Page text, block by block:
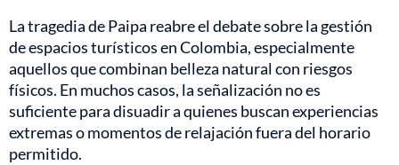
La tragedia de Paipa reabre el debate sobre la gestión
de espacios turísticos en Colombia, especialmente
aquellos que combinan belleza natural con riesgos
físicos. En muchos casos, la señalización no es
suficiente para disuadir a quienes buscan experiencias
extremas o momentos de relajación fuera del horario
permitido.